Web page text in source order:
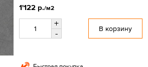
1'122 р./м2
+
-
В корзину